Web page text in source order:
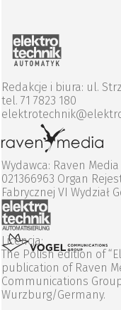
Redakcje i biura: ul.
tel. 71 7823 180
Wydawca: Raven Media
021366963 Organ
Fabrycznej VI Wydział
Licencja:
The Polish edition of
publication of Raven
Communications
Wurzburg/Germany.